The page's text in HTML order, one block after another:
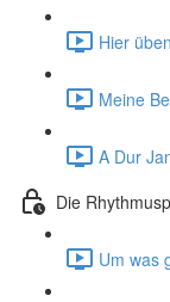
Hier
Meine
A Dur
Die
Um was